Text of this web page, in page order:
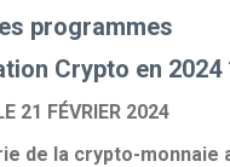
programmes
Crypto en 2024
21 FÉVRIER 2024
de la crypto-monnaie